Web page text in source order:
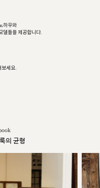
하우와
델들을 제공합니다.
보세요.
의 균형